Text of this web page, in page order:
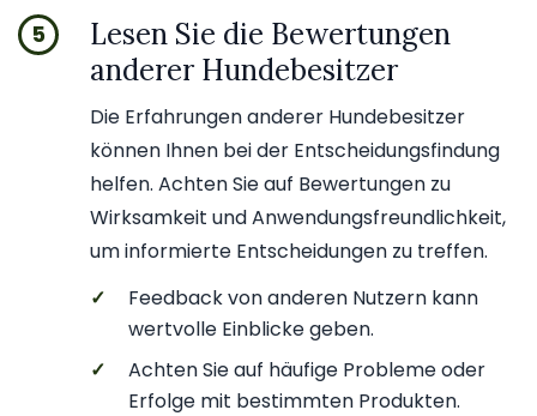
5
Lesen Sie die Bewertungen
anderer Hundebesitzer
Die Erfahrungen anderer Hundebesitzer
können Ihnen bei der Entscheidungsfindung
helfen. Achten Sie auf Bewertungen zu
Wirksamkeit und Anwendungsfreundlichkeit,
um informierte Entscheidungen zu treffen.
✓
Feedback von anderen Nutzern kann
wertvolle Einblicke geben.
✓
Achten Sie auf häufige Probleme oder
Erfolge mit bestimmten Produkten.